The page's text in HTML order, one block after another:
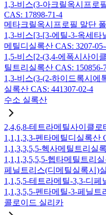
1,3-비스(3-아크릴옥시프로
CAS: 17898-71-4
메타크릴옥시프로필 말단
1,3-비스[3-[3-에틸-3-옥세
메틸디실록산 CAS: 3207-
1,5-비스[2-(3,4-에폭시사이
틸트리실록산 CAS: 150856-
1,3-비스(3-(2-하이드록시에
실록산 CAS: 441307-02-4
수소 실록산
2,4,6,8-테트라메틸사이클
1,1,1,3,3-펜타메틸디실록산
1,1,3,3,5,5-헥사메틸트리실
1,1,1,3,5,5,5-헵타메틸트리
페닐트리스(디메틸실록시)
1,1,5,5-테트라메틸-3,3-디페
1,1,3,5,5-펜타메틸-3-페닐트
콜로이드 실리카